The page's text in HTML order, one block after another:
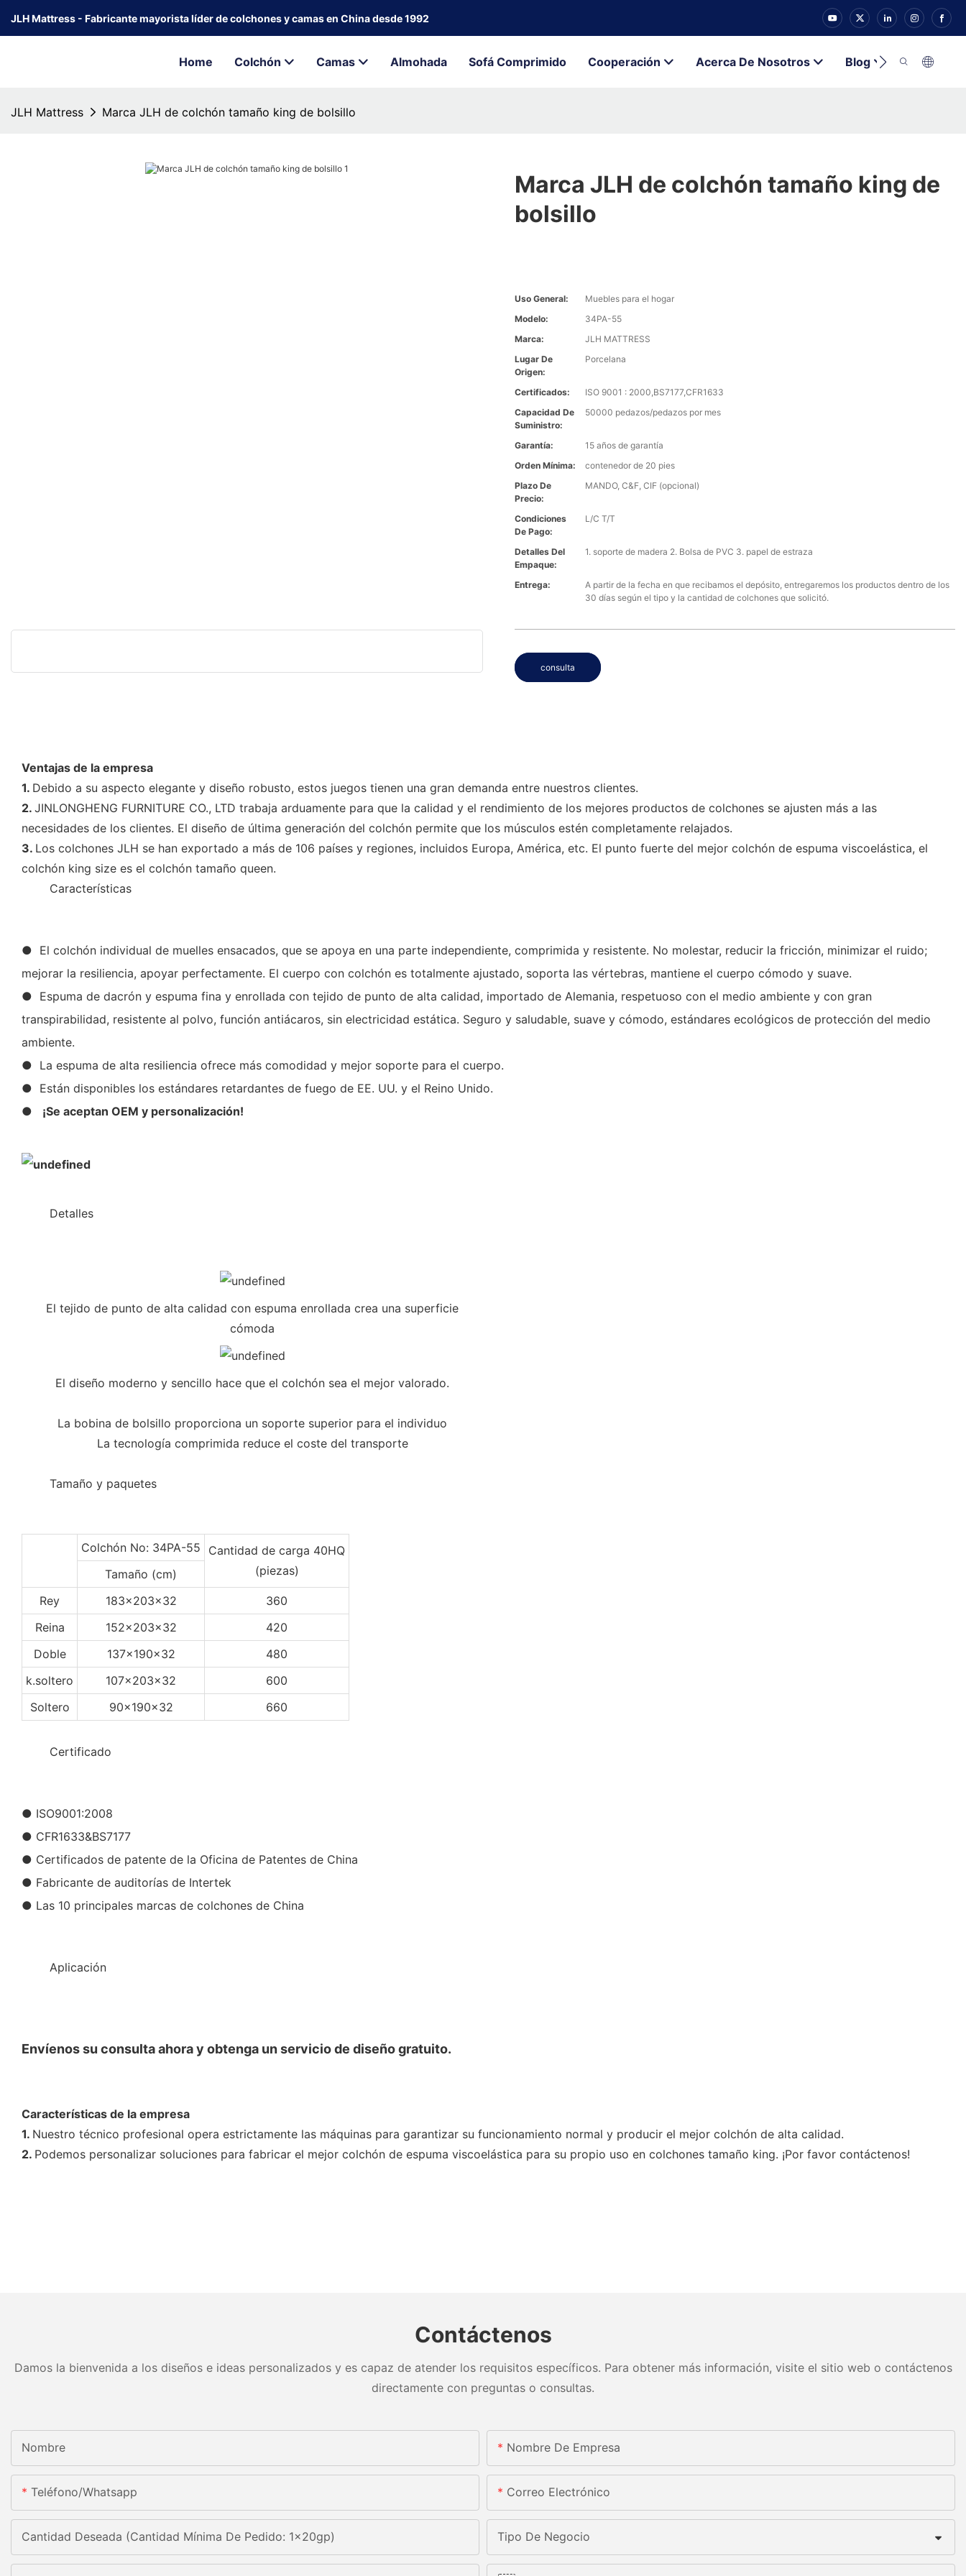
JLH Mattress - Fabricante mayorista líder de colchones y camas en China desde 1992
Home Colchón Camas Almohada Sofá Comprimido Cooperación Acerca De Nosotros Blog Contacto
JLH Mattress Marca JLH de colchón tamaño king de bolsillo
Marca JLH de colchón tamaño king de
bolsillo
Uso General:
Muebles para el hogar
Modelo:
34PA-55
Marca:
JLH MATTRESS
Lugar De
Origen:
Porcelana
Certificados:
ISO 9001 : 2000,BS7177,CFR1633
Capacidad De
Suministro:
50000 pedazos/pedazos por mes
Garantía:
15 años de garantía
Orden Mínima:
contenedor de 20 pies
Plazo De
Precio:
MANDO, C&F, CIF (opcional)
Condiciones
De Pago:
L/C T/T
Detalles Del
Empaque:
1. soporte de madera 2. Bolsa de PVC 3. papel de estraza
Entrega:
A partir de la fecha en que recibamos el depósito, entregaremos los productos dentro de los
30 días según el tipo y la cantidad de colchones que solicitó.
consulta
Ventajas de la empresa
1. Debido a su aspecto elegante y diseño robusto, estos juegos tienen una gran demanda entre nuestros clientes.
2. JINLONGHENG FURNITURE CO., LTD trabaja arduamente para que la calidad y el rendimiento de los mejores productos de colchones se ajusten más a las
necesidades de los clientes. El diseño de última generación del colchón permite que los músculos estén completamente relajados.
3. Los colchones JLH se han exportado a más de 106 países y regiones, incluidos Europa, América, etc. El punto fuerte del mejor colchón de espuma viscoelástica, el
colchón king size es el colchón tamaño queen.
Características
● El colchón individual de muelles ensacados, que se apoya en una parte independiente, comprimida y resistente. No molestar, reducir la fricción, minimizar el ruido;
mejorar la resiliencia, apoyar perfectamente. El cuerpo con colchón es totalmente ajustado, soporta las vértebras, mantiene el cuerpo cómodo y suave.
● Espuma de dacrón y espuma fina y enrollada con tejido de punto de alta calidad, importado de Alemania, respetuoso con el medio ambiente y con gran
transpirabilidad, resistente al polvo, función antiácaros, sin electricidad estática. Seguro y saludable, suave y cómodo, estándares ecológicos de protección del medio
ambiente.
● La espuma de alta resiliencia ofrece más comodidad y mejor soporte para el cuerpo.
● Están disponibles los estándares retardantes de fuego de EE. UU. y el Reino Unido.
●
¡Se aceptan OEM y personalización!
Detalles
El tejido de punto de alta calidad con espuma enrollada crea una superficie
cómoda
El diseño moderno y sencillo hace que el colchón sea el mejor valorado.
La bobina de bolsillo proporciona un soporte superior para el individuo
La tecnología comprimida reduce el coste del transporte
Tamaño y paquetes
Colchón No: 34PA-55
Cantidad de carga 40HQ
(piezas)
Tamaño (cm)
Rey
183x203x32
360
Reina
152x203x32
420
Doble
137x190x32
480
k.soltero
107x203x32
600
Soltero
90x190x32 660
Certificado
● ISO9001:2008
● CFR1633&BS7177
● Certificados de patente de la Oficina de Patentes de China
● Fabricante de auditorías de Intertek
● Las 10 principales marcas de colchones de China
Aplicación
Envíenos su consulta ahora y obtenga un servicio de diseño gratuito.
Características de la empresa
1. Nuestro técnico profesional opera estrictamente las máquinas para garantizar su funcionamiento normal y producir el mejor colchón de alta calidad.
2. Podemos personalizar soluciones para fabricar el mejor colchón de espuma viscoelástica para su propio uso en colchones tamaño king. ¡Por favor contáctenos!
Contáctenos
Damos la bienvenida a los diseños e ideas personalizados y es capaz de atender los requisitos específicos. Para obtener más información, visite el sitio web o contáctenos
directamente con preguntas o consultas.
Nombre Nombre De Empresa
Teléfono/whatsapp Correo Electrónico
Cantidad Deseada (Cantidad Mínima De Pedido: 1x20gp) Tipo De Negocio